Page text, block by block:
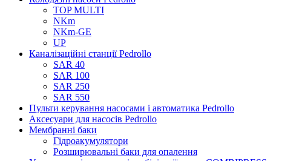
TOP MULTI
NKm
NKm-GE
UP
Каналізаційні станції Pedrollo
SAR 40
SAR 100
SAR 250
SAR 550
Пульти керування насосами і автоматика Pedrollo
Аксесуари для насосів Pedrollo
Мембранні баки
Гідроакумулятори
Розширювальні баки для опалення